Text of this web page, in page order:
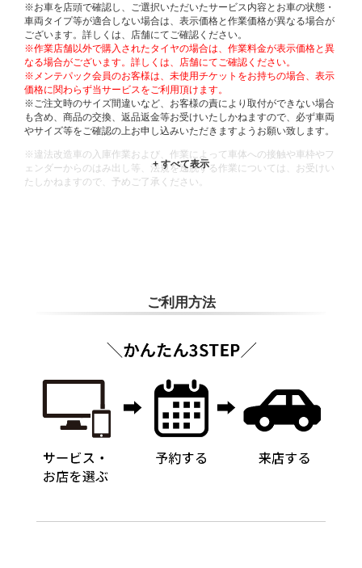
※お車を店頭で確認し、ご選択いただいたサービス内容とお車の状態・
車両タイプ等が適合しない場合は、表示価格と作業価格が異なる場合が
ございます。詳しくは、店舗にてご確認ください。
※作業店舗以外で購入されたタイヤの場合は、作業料金が表示価格と異
なる場合がございます。詳しくは、店舗にてご確認ください。
※メンテパック会員のお客様は、未使用チケットをお持ちの場合、表示
価格に関わらず当サービスをご利用頂けます。
※ご注文時のサイズ間違いなど、お客様の責により取付ができない場合
も含め、商品の交換、返品返金等お受けいたしかねますので、必ず車両
やサイズ等をご確認の上お申し込みいただきますようお願い致します。
※違法改造車の入庫作業および、作業によって車体への接触や車枠やフ
ェンダーからのはみ出し等、法規を逸脱する作業については、お受けい
たしかねますので、予めご了承ください。
ご利用方法